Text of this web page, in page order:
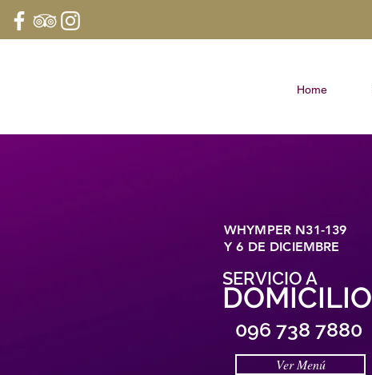
Home
SERVICIO A
DOMICILIO
Ver Menú
WHYMPER N31-139
Y 6 DE DICIEMBRE
096 738 7880